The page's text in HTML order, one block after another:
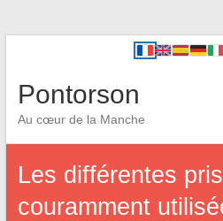
Pontorson
Au cœur de la Manche
Les différentes
couramment